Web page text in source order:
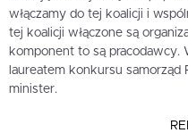
włączamy do tej koalicji i
tej koalicji włączone są
komponent to są pracodawcy.
laureatem konkursu samorząd
minister.